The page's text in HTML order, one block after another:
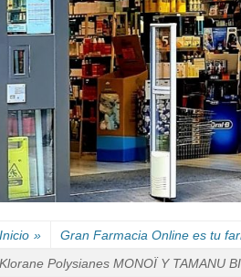
Inicio » Gran Farmacia Online es tu
Klorane Polysianes MONOÏ Y TAMANU